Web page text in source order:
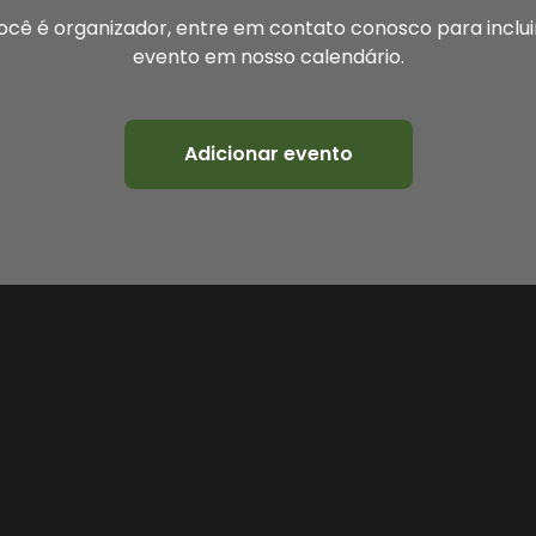
é organizador, entre em contato conosco para
evento em nosso calendário.
Adicionar evento